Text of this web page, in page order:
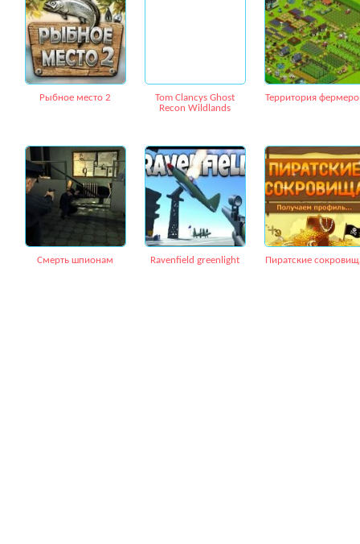
Рыбное место 2
Tom Clancys Ghost
Recon Wildlands
Территория
Смерть шпионам Ravenfield greenlight Пиратские